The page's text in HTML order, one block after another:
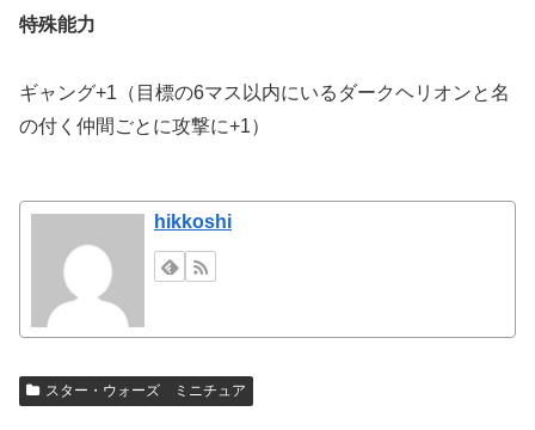
特殊能力
ギャング+1（目標の6マス以内にいるダークヘリオンと名
の付く仲間ごとに攻撃に+1）
hikkoshi
スター・ウォーズ ミニチュア